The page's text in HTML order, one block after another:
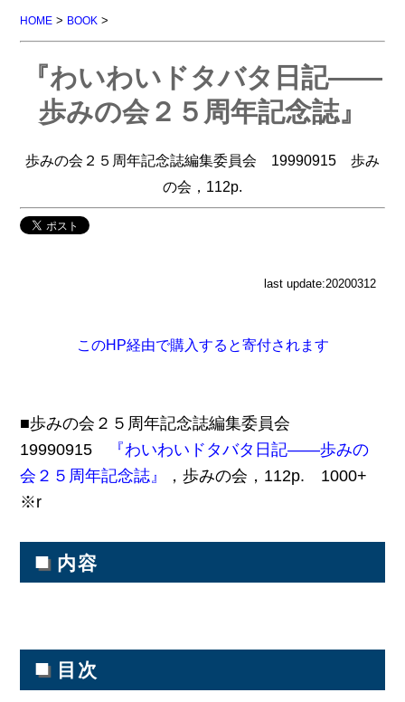
HOME > BOOK >
『わいわいドタバタ日記――
歩みの会２５周年記念誌』
歩みの会２５周年記念誌編集委員会 19990915 歩み
の会，112p.
last update:20200312
このHP経由で購入すると寄付されます
■歩みの会２５周年記念誌編集委員会
19990915
『わいわいドタバタ日記――歩みの
会２５周年記念誌』
，歩みの会，112p. 1000+
※r
■ 内容
■ 目次